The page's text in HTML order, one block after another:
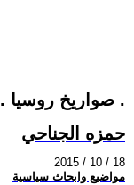
صواريخ روسيا ..الاتجاه الدقيق لقتل باعة الرقيق .
حمزه الجناحي
2015 / 10 / 18
مواضيع وابحاث سياسية